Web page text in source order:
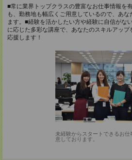
■常に業界トップクラスの豊富なお仕事情報を
も、勤務地も幅広くご用意しているので、あな
ます。■経験を活かしたい方や経験に自信がな
に応じた多彩な講座で、あなたのスキルアッ
応援します！
未経験からスタートできるお仕
意しております。